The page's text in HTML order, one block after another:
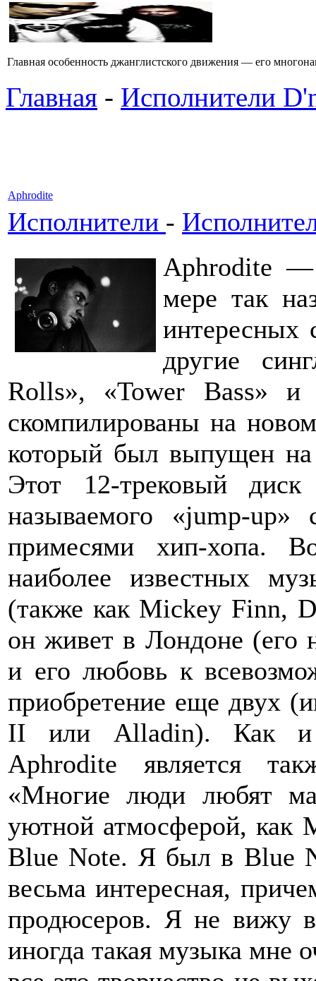
Главная особенность джанглистского движения — его
Главная - Исполнители
Aphrodite
Исполнители -
Aphrodite —
мере так
интересных
другие
Rolls», «Tower Bass»
скомпилированы на
который был выпущен на
Этот 12-трековый диск
называемого «jump-
примесями хип-хопа.
наиболее известных
(также как Mickey Finn,
он живет в Лондоне
и его любовь к
приобретение еще двух
II или Alladin). Как и
Aphrodite является
«Многие люди любят
уютной атмосферой, как
Blue Note. Я был в Blue
весьма интересная,
продюсеров. Я не вижу в
иногда такая музыка мне